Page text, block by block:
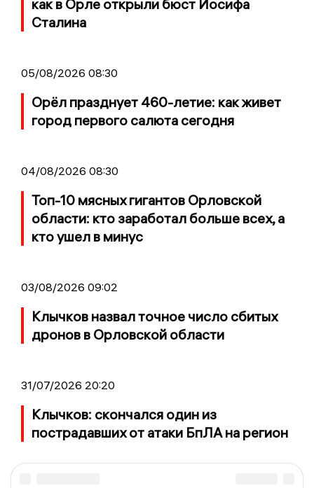
как в Орле открыли бюст Иосифа
Сталина
05/08/2026 08:30
Орёл празднует 460-летие: как живет
город первого салюта сегодня
04/08/2026 08:30
Топ-10 мясных гигантов Орловской
области: кто заработал больше всех, а
кто ушел в минус
03/08/2026 09:02
Клычков назвал точное число сбитых
дронов в Орловской области
31/07/2026 20:20
Клычков: скончался один из
пострадавших от атаки БпЛА на регион